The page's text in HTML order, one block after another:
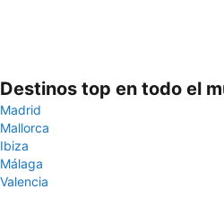
Destinos top en todo el
Madrid
Mallorca
Ibiza
Málaga
Valencia